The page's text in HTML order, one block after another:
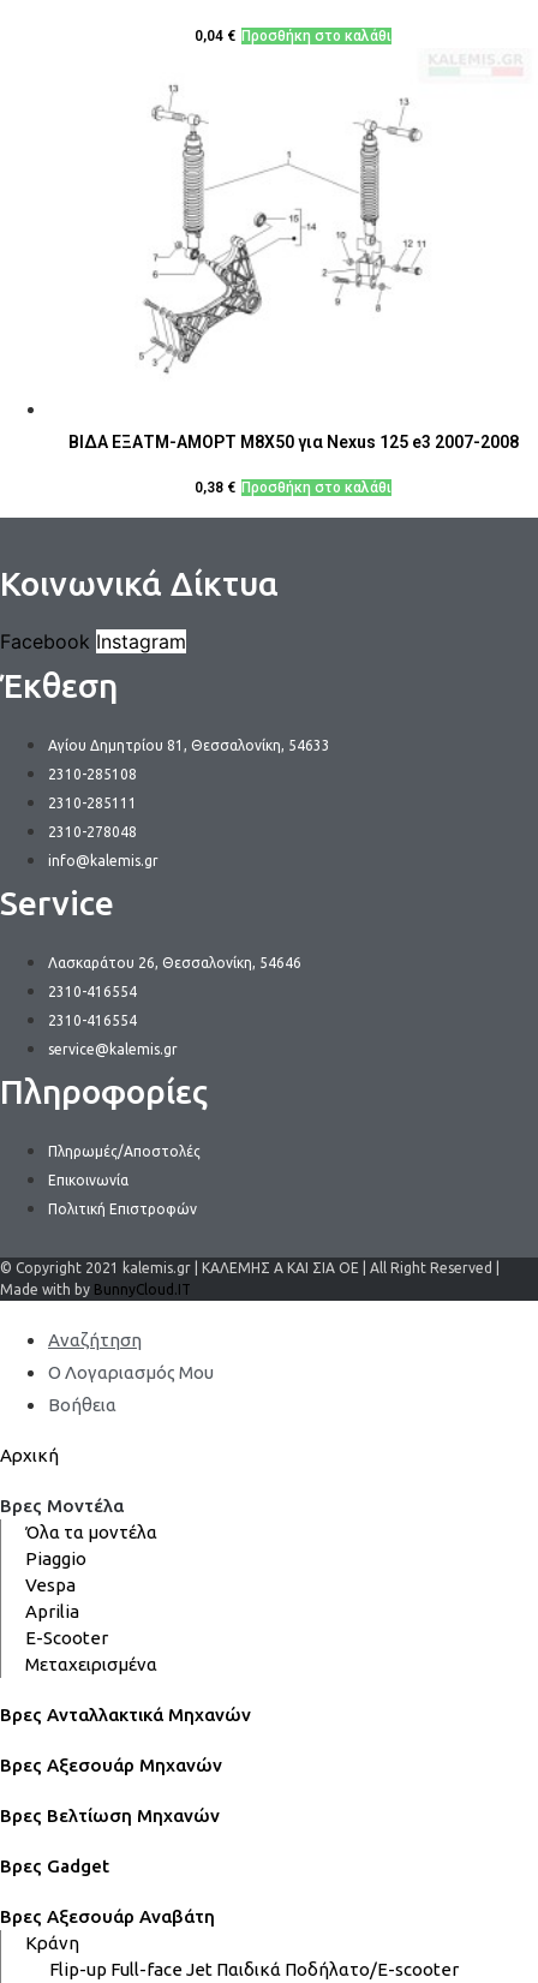
0,04 € Προσθήκη στο καλάθι
ΒΙΔΑ ΕΞΑΤΜ-ΑΜΟΡΤ M8X50 για Nexus 125 e3 2007-2008
0,38 € Προσθήκη στο καλάθι
Κοινωνικά Δίκτυα
Facebook Instagram
Έκθεση
Αγίου Δημητρίου 81, Θεσσαλονίκη, 54633
2310-285108
2310-285111
2310-278048
info@kalemis.gr
Service
Λασκαράτου 26, Θεσσαλονίκη, 54646
2310-416554
2310-416554
service@kalemis.gr
Πληροφορίες
Πληρωμές/Αποστολές
Επικοινωνία
Πολιτική Επιστροφών
© Copyright 2021 kalemis.gr | ΚΑΛΕΜΗΣ Α ΚΑΙ ΣΙΑ ΟΕ | All Right Reserved |
Made with by BunnyCloud.IT
Αναζήτηση
Ο Λογαριασμός Μου
Βοήθεια
Αρχική
Βρες Μοντέλα
Όλα τα μοντέλα
Piaggio
Vespa
Aprilia
E-Scooter
Μεταχειρισμένα
Βρες Ανταλλακτικά Μηχανών
Βρες Αξεσουάρ Μηχανών
Βρες Βελτίωση Μηχανών
Βρες Gadget
Βρες Αξεσουάρ Αναβάτη
Κράνη
Flip-up Full-faceJet Παιδικά Ποδήλατο/E-scooter